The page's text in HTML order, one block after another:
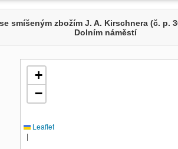
smíšeným zbožím J. A. Kirschnera (č. p.
Dolním náměstí
+
−
Leaflet
|